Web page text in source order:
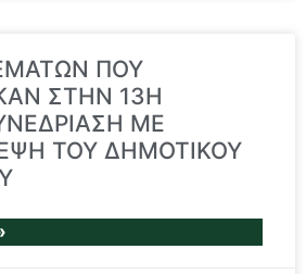
ΠΟΥ
ΣΤΗΝ 13Η
ΜΕ
ΤΟΥ ΔΗΜΟΤΙΚΟΥ